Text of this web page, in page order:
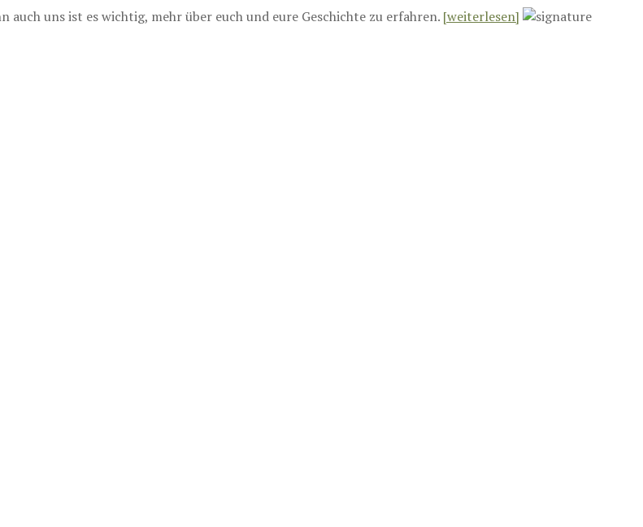
uns ist es wichtig, mehr über euch und eure Geschichte zu erfahren. [weiterlesen]